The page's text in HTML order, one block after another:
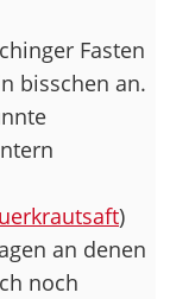
Fasten
bisschen an.
)
an denen
noch